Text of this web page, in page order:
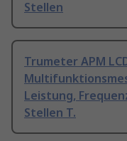
Stellen
Trumeter APM
Leistung,
Stellen T.